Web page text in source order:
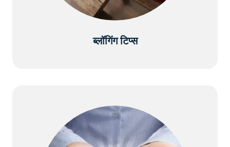
ब्लॉगिंग टिप्स